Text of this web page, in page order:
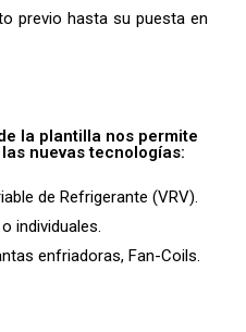
previo hasta su puesta en
la plantilla nos permite
nuevas tecnologías:
de Refrigerante (VRV).​
individuales.​
enfriadoras, Fan-Coils.​